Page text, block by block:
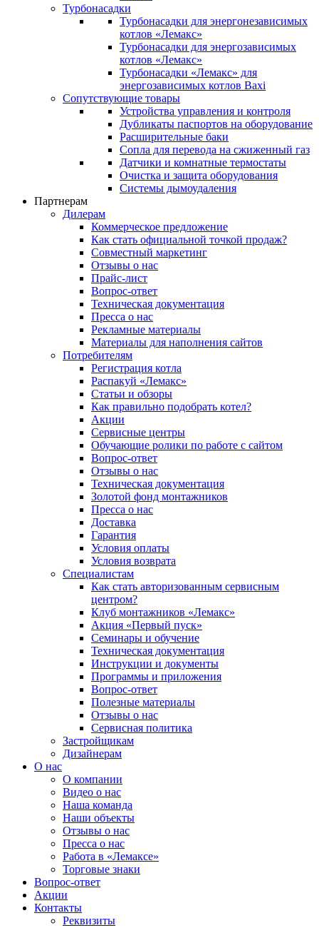
Турбонасадки
Турбонасадки для энергонезависимых
котлов «Лемакс»
Турбонасадки для энергозависимых
котлов «Лемакс»
Турбонасадки «Лемакс» для
энергозависимых котлов Baxi
Сопутствующие товары
Устройства управления и контроля
Дубликаты паспортов на оборудование
Расширительные баки
Сопла для перевода на сжиженный газ
Датчики и комнатные термостаты
Очистка и защита оборудования
Системы дымоудаления
Партнерам
Дилерам
Коммерческое предложение
Как стать официальной точкой продаж?
Совместный маркетинг
Отзывы о нас
Прайс-лист
Вопрос-ответ
Техническая документация
Пресса о нас
Рекламные материалы
Материалы для наполнения сайтов
Потребителям
Регистрация котла
Распакуй «Лемакс»
Статьи и обзоры
Как правильно подобрать котел?
Акции
Сервисные центры
Обучающие ролики по работе с сайтом
Вопрос-ответ
Отзывы о нас
Техническая документация
Золотой фонд монтажников
Пресса о нас
Доставка
Гарантия
Условия оплаты
Условия возврата
Специалистам
Как стать авторизованным сервисным
центром?
Клуб монтажников «Лемакс»
Акция «Первый пуск»
Семинары и обучение
Техническая документация
Инструкции и документы
Программы и приложения
Вопрос-ответ
Полезные материалы
Отзывы о нас
Сервисная политика
Застройщикам
Дизайнерам
О нас
О компании
Видео о нас
Наша команда
Наши объекты
Отзывы о нас
Пресса о нас
Работа в «Лемаксе»
Торговые знаки
Вопрос-ответ
Акции
Контакты
Реквизиты